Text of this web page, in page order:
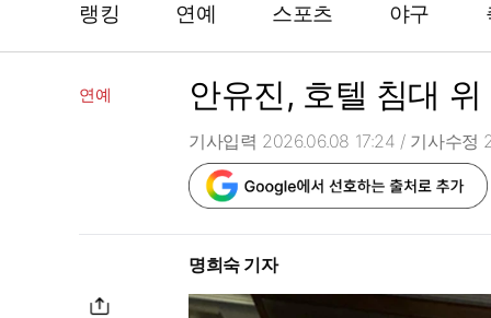
랭킹 연예 스포츠 야구
연예 안유진, 호텔 침대
기사입력 2026.06.08 17:24 / 기사수정
명희숙 기자